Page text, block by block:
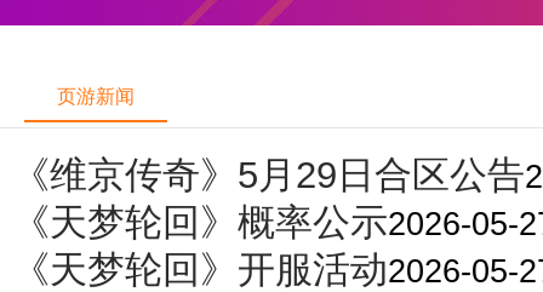
页游新闻
《维京传奇》5月29日合区公告
《天梦轮回》概率公示2026-05-
《天梦轮回》开服活动2026-05-